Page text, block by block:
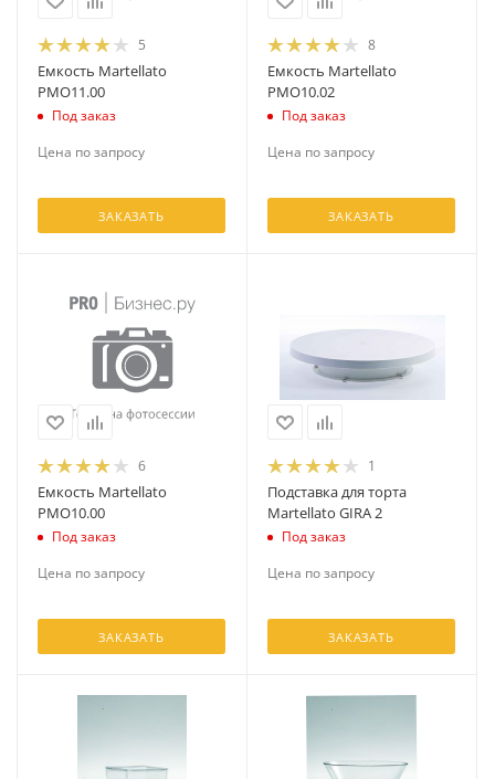
5
Емкость Martellato
PMO11.00
Под заказ
Цена по запросу
ЗАКАЗАТЬ
8
Емкость Martellato
PMO10.02
Под заказ
Цена по запросу
ЗАКАЗАТЬ
6
Емкость Martellato
PMO10.00
Под заказ
Цена по запросу
ЗАКАЗАТЬ
1
Подставка для торта
Martellato GIRA 2
Под заказ
Цена по запросу
ЗАКАЗАТЬ